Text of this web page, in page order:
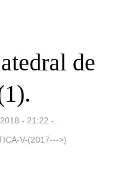
de
- 21:22 -
V-(2017--->)